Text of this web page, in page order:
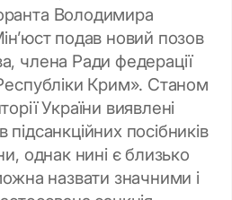
Володимира
подав новий позов
члена Ради федерації
Крим». Станом
України виявлені
посібників
однак нині є близько
назвати значними і